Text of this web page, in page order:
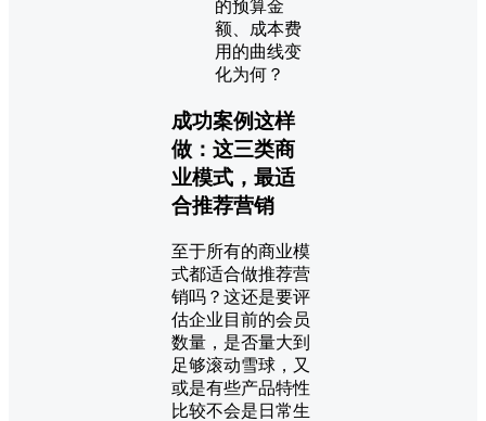
的预算金
额、成本费
用的曲线变
化为何？
成功案例这样
做：这三类商
业模式，最适
合推荐营销
至于所有的商业模
式都适合做推荐营
销吗？这还是要评
估企业目前的会员
数量，是否量大到
足够滚动雪球，又
或是有些产品特性
比较不会是日常生